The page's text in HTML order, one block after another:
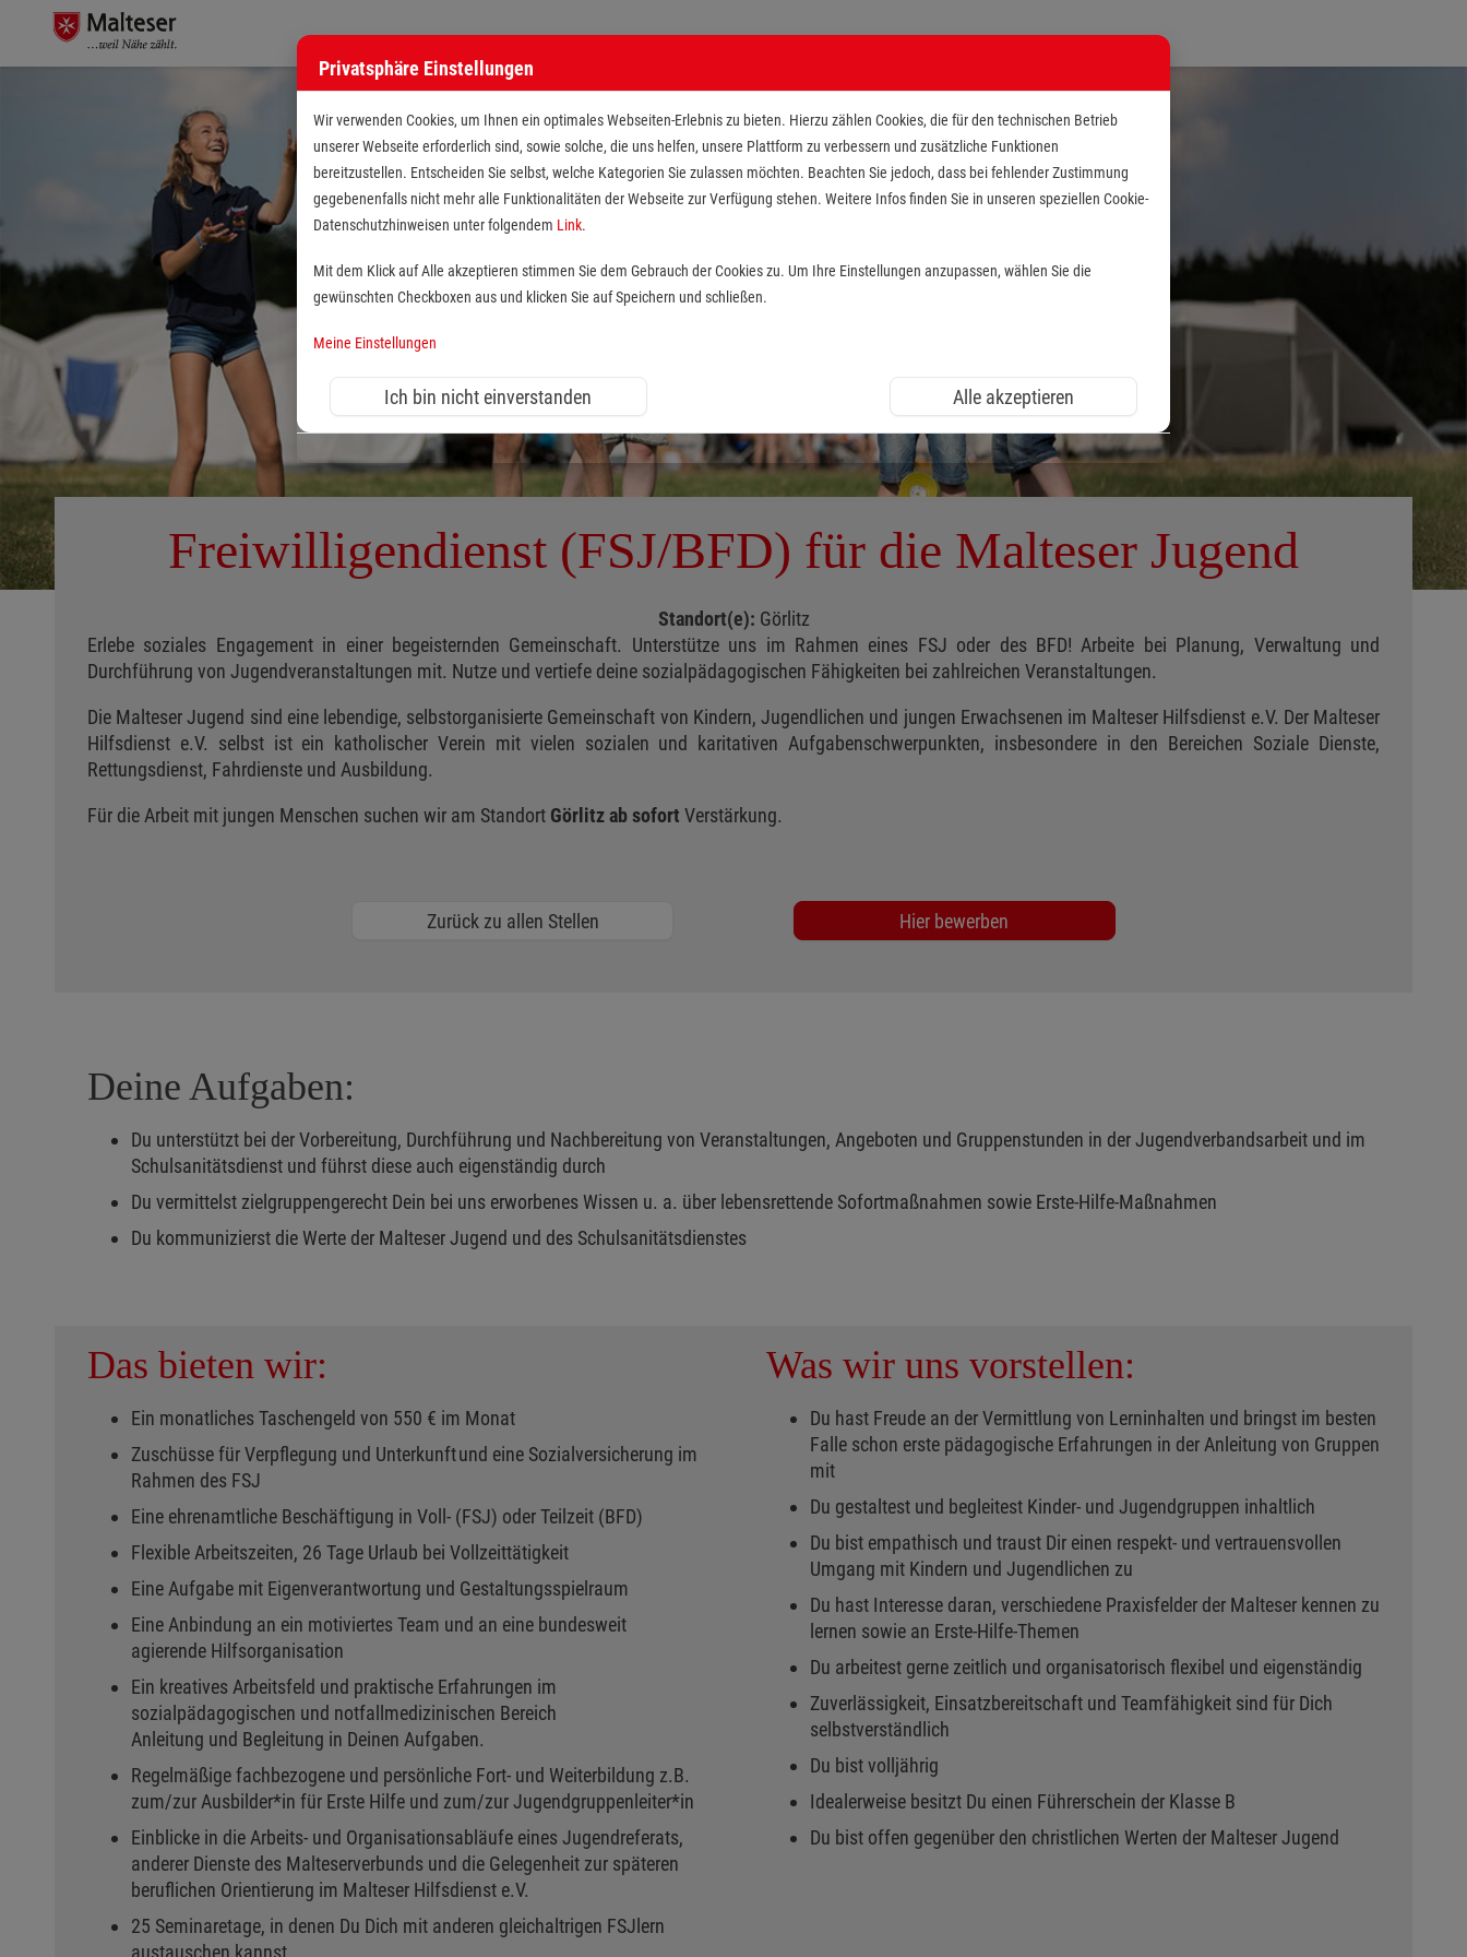
Freiwilligendienst (FSJ/BFD) für die Malteser Jugend
Standort(e): Görlitz
Erlebe soziales Engagement in einer begeisternden Gemeinschaft. Unterstütze uns im Rahmen eines FSJ oder des BFD! Arbeite bei Planung, Verwaltung und
Durchführung von Jugendveranstaltungen mit. Nutze und vertiefe deine sozialpädagogischen Fähigkeiten bei zahlreichen Veranstaltungen.
Die Malteser Jugend sind eine lebendige, selbstorganisierte Gemeinschaft von Kindern, Jugendlichen und jungen Erwachsenen im Malteser Hilfsdienst e.V. Der Malteser
Hilfsdienst e.V. selbst ist ein katholischer Verein mit vielen sozialen und karitativen Aufgabenschwerpunkten, insbesondere in den Bereichen Soziale Dienste,
Rettungsdienst, Fahrdienste und Ausbildung.
Für die Arbeit mit jungen Menschen suchen wir am Standort Görlitz ab sofort Verstärkung.
Zurück zu allen Stellen Hier bewerben
Deine Aufgaben:
Du unterstützt bei der Vorbereitung, Durchführung und Nachbereitung von Veranstaltungen, Angeboten und Gruppenstunden in der Jugendverbandsarbeit und im
Schulsanitätsdienst und führst diese auch eigenständig durch
Du vermittelst zielgruppengerecht Dein bei uns erworbenes Wissen u. a. über lebensrettende Sofortmaßnahmen sowie Erste-Hilfe-Maßnahmen
Du kommunizierst die Werte der Malteser Jugend und des Schulsanitätsdienstes
Das bieten wir:
Ein monatliches Taschengeld von 550 € im Monat
Zuschüsse für Verpflegung und Unterkunft und eine Sozialversicherung im
Rahmen des FSJ
Eine ehrenamtliche Beschäftigung in Voll- (FSJ) oder Teilzeit (BFD)
Flexible Arbeitszeiten, 26 Tage Urlaub bei Vollzeittätigkeit
Eine Aufgabe mit Eigenverantwortung und Gestaltungsspielraum
Eine Anbindung an ein motiviertes Team und an eine bundesweit
agierende Hilfsorganisation
Ein kreatives Arbeitsfeld und praktische Erfahrungen im
sozialpädagogischen und notfallmedizinischen Bereich
Anleitung und Begleitung in Deinen Aufgaben.
Regelmäßige fachbezogene und persönliche Fort- und Weiterbildung z.B.
zum/zur Ausbilder*in für Erste Hilfe und zum/zur Jugendgruppenleiter*in
Einblicke in die Arbeits- und Organisationsabläufe eines Jugendreferats,
anderer Dienste des Malteserverbunds und die Gelegenheit zur späteren
beruflichen Orientierung im Malteser Hilfsdienst e.V.
25 Seminaretage, in denen Du Dich mit anderen gleichaltrigen FSJlern
austauschen kannst
Was wir uns vorstellen:
Du hast Freude an der Vermittlung von Lerninhalten und bringst im besten
Falle schon erste pädagogische Erfahrungen in der Anleitung von Gruppen
mit
Du gestaltest und begleitest Kinder- und Jugendgruppen inhaltlich
Du bist empathisch und traust Dir einen respekt- und vertrauensvollen
Umgang mit Kindern und Jugendlichen zu
Du hast Interesse daran, verschiedene Praxisfelder der Malteser kennen zu
lernen sowie an Erste-Hilfe-Themen
Du arbeitest gerne zeitlich und organisatorisch flexibel und eigenständig
Zuverlässigkeit, Einsatzbereitschaft und Teamfähigkeit sind für Dich
selbstverständlich
Du bist volljährig
Idealerweise besitzt Du einen Führerschein der Klasse B
Du bist offen gegenüber den christlichen Werten der Malteser Jugend
Privatsphäre Einstellungen
Wir verwenden Cookies, um Ihnen ein optimales Webseiten-Erlebnis zu bieten. Hierzu zählen Cookies, die für den technischen Betrieb
unserer Webseite erforderlich sind, sowie solche, die uns helfen, unsere Plattform zu verbessern und zusätzliche Funktionen
bereitzustellen. Entscheiden Sie selbst, welche Kategorien Sie zulassen möchten. Beachten Sie jedoch, dass bei fehlender Zustimmung
gegebenenfalls nicht mehr alle Funktionalitäten der Webseite zur Verfügung stehen. Weitere Infos finden Sie in unseren speziellen Cookie-
Datenschutzhinweisen unter folgendem Link.
Mit dem Klick auf Alle akzeptieren stimmen Sie dem Gebrauch der Cookies zu. Um Ihre Einstellungen anzupassen, wählen Sie die
gewünschten Checkboxen aus und klicken Sie auf Speichern und schließen.
Meine Einstellungen
Ich bin nicht einverstanden Alle akzeptieren